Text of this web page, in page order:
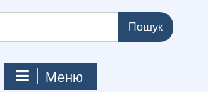
Меню